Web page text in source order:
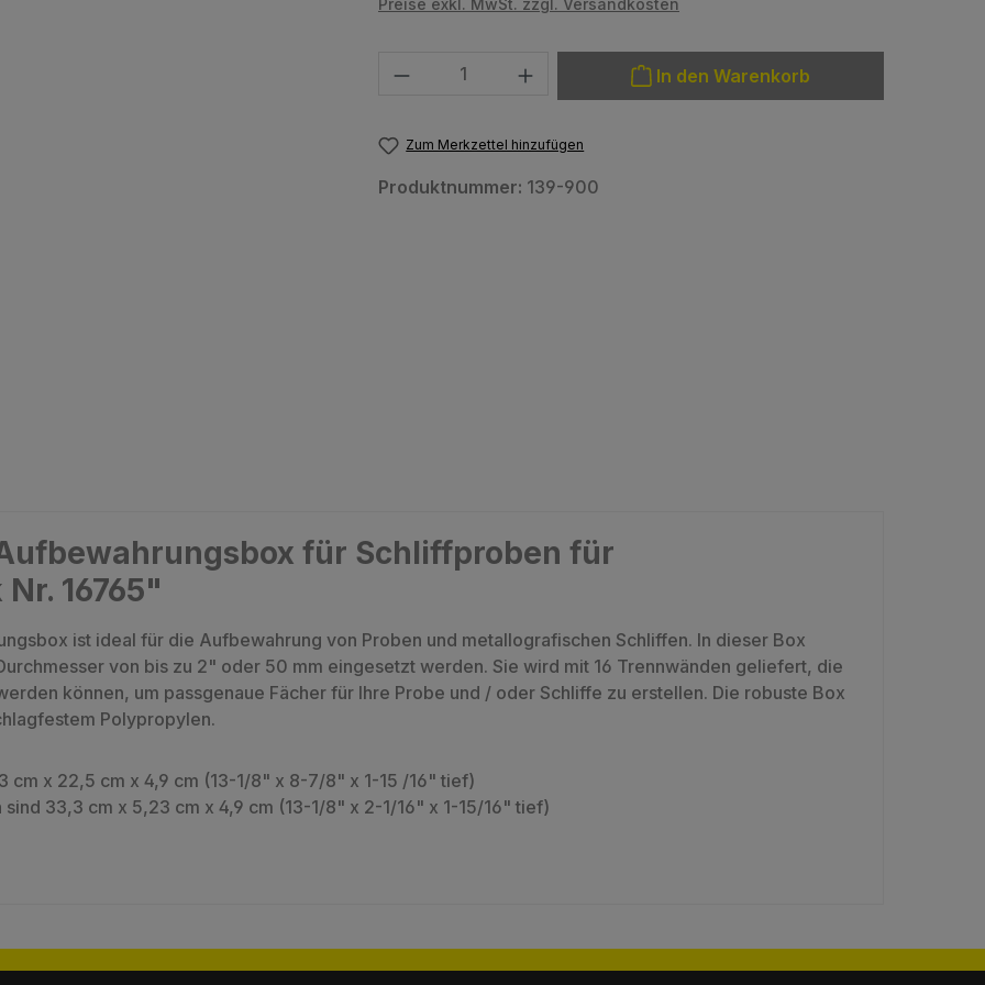
Preise exkl. MwSt. zzgl. Versandkosten
Produkt Anzahl: Gib den gewünschten Wert ein oder benutze die
In den Warenkorb
Zum Merkzettel hinzufügen
Produktnummer: 139-900
für Schliffproben für
16765"
ist ideal für die Aufbewahrung von Proben und metallografischen Schliffen. In dieser Box
von bis zu 2" oder 50 mm eingesetzt werden. Sie wird mit 16 Trennwänden geliefert, die
können, um passgenaue Fächer für Ihre Probe und / oder Schliffe zu erstellen. Die robuste Box
Polypropylen.
cm x 22,5 cm x 4,9 cm (13-1/8" x 8-7/8" x 1-15 /16" tief)
33,3 cm x 5,23 cm x 4,9 cm (13-1/8" x 2-1/16" x 1-15/16" tief)